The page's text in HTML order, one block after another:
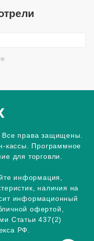
права защищены.
кассы. Программное
для торговли.
информация,
наличия на
информационный
офертой,
Статьи 437(2)
РФ.